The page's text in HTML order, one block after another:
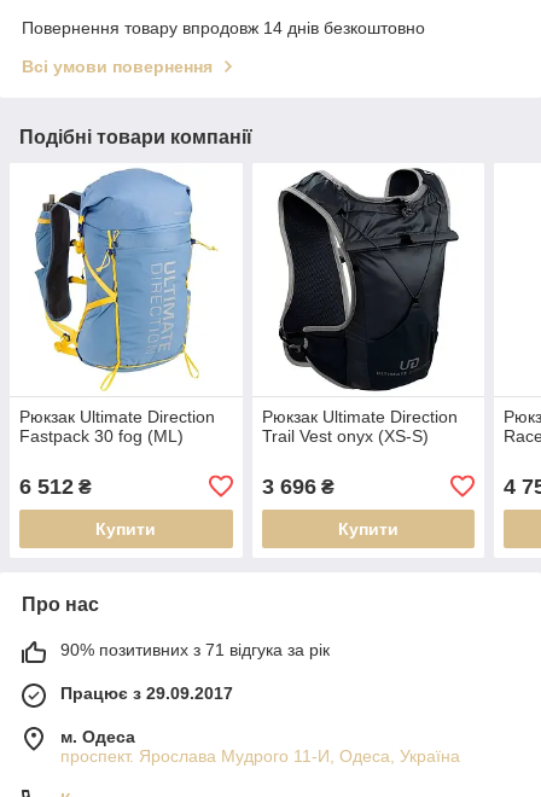
Повернення товару впродовж 14 днів безкоштовно
Всі умови повернення
Подібні товари компанії
Рюкзак Ultimate Direction
Fastpack 30 fog (ML)
6 512 ₴
Купити
Рюкзак Ultimate Direction
Trail Vest onyx (XS-S)
3 696₴
Купити
4
Про нас
90% позитивних з 71 відгука за рік
Працює з 29.09.2017
м. Одеса
проспект. Ярослава Мудрого 11-И, Одеса, Україна